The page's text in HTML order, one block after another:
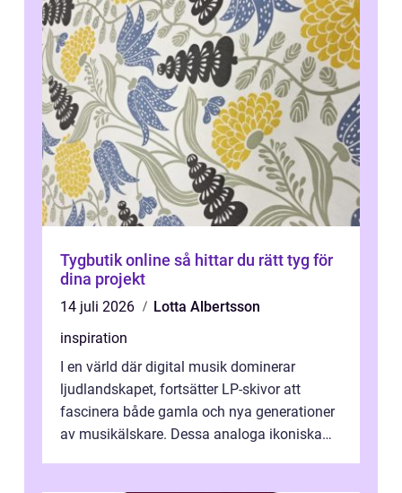
Tygbutik online så hittar du rätt tyg för
dina projekt
14 juli 2026
Lotta Albertsson
inspiration
I en värld där digital musik dominerar
ljudlandskapet, fortsätter LP-skivor att
fascinera både gamla och nya generationer
av musikälskare. Dessa analoga ikoniska